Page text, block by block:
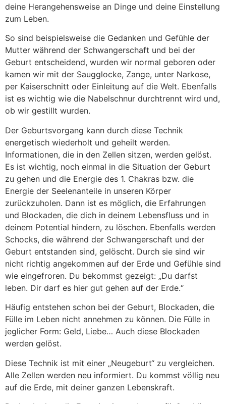
deine Herangehensweise an Dinge und deine Einstellung
zum Leben.
So sind beispielsweise die Gedanken und Gefühle der
Mutter während der Schwangerschaft und bei der
Geburt entscheidend, wurden wir normal geboren oder
kamen wir mit der Saugglocke, Zange, unter Narkose,
per Kaiserschnitt oder Einleitung auf die Welt. Ebenfalls
ist es wichtig wie die Nabelschnur durchtrennt wird und,
ob wir gestillt wurden.
Der Geburtsvorgang kann durch diese Technik
energetisch wiederholt und geheilt werden.
Informationen, die in den Zellen sitzen, werden gelöst.
Es ist wichtig, noch einmal in die Situation der Geburt
zu gehen und die Energie des 1. Chakras bzw. die
Energie der Seelenanteile in unseren Körper
zurückzuholen. Dann ist es möglich, die Erfahrungen
und Blockaden, die dich in deinem Lebensfluss und in
deinem Potential hindern, zu löschen. Ebenfalls werden
Schocks, die während der Schwangerschaft und der
Geburt entstanden sind, gelöscht. Durch sie sind wir
nicht richtig angekommen auf der Erde und Gefühle sind
wie eingefroren. Du bekommst gezeigt: „Du darfst
leben. Dir darf es hier gut gehen auf der Erde.“
Häufig entstehen schon bei der Geburt, Blockaden, die
Fülle im Leben nicht annehmen zu können. Die Fülle in
jeglicher Form: Geld, Liebe… Auch diese Blockaden
werden gelöst.
Diese Technik ist mit einer „Neugeburt“ zu vergleichen.
Alle Zellen werden neu informiert. Du kommst völlig neu
auf die Erde, mit deiner ganzen Lebenskraft.